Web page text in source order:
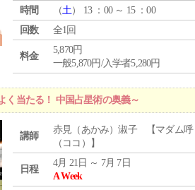
時間
（土） 13 ：00 ～ 15 ：00
回数
全1回
料金
5,870円
一般5,870円/入学者5,280円
当たる！ 中国占星術の奥義～
講師
赤見（あかみ）淑子 【マダム呼
（ココ）】
日程
4月 21日 ～ 7月 7日
A Week